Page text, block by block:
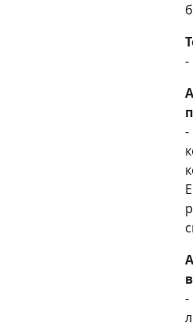
-
-
-